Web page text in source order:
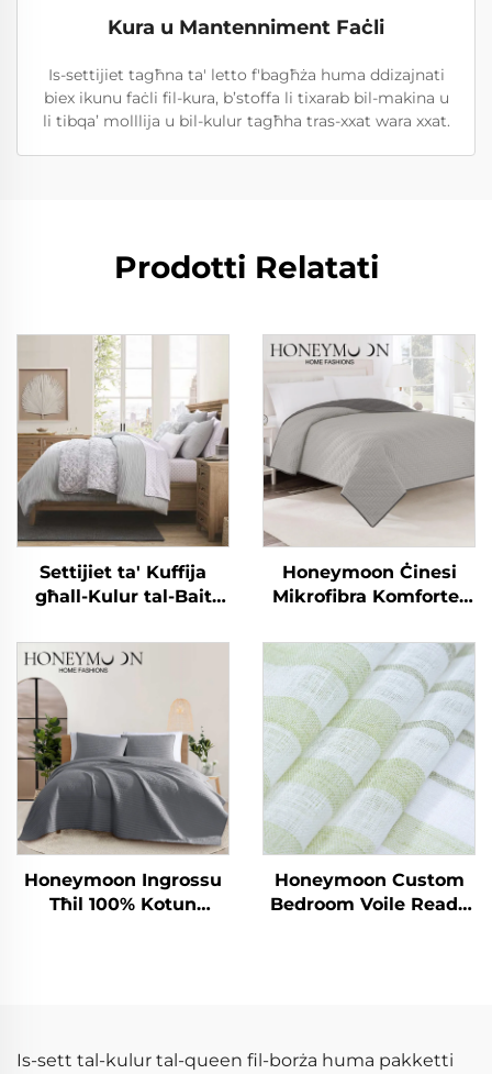
Kura u Mantenniment Faċli
Is-settijiet tagħna ta' letto f'bagħża huma ddizajnati
biex ikunu faċli fil-kura, b’stoffa li tixarab bil-makina u
li tibqa’ molllija u bil-kulur tagħha tras-xxat wara xxat.
Prodotti Relatati
Settijiet ta' Kuffija
għall-Kulur tal-Bait
Seersucker Bedding
Set
Honeymoon Ċinesi
Mikrofibra Komforter
Bedspread & Coverlets
Honeymoon Ingrossu
Tħil 100% Kotun
Honeymoon Custom
Bedroom Voile Ready
Is-sett tal-kulur tal-queen fil-borża huma pakketti